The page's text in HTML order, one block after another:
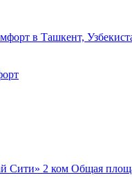
Сити» 2 ком Общая